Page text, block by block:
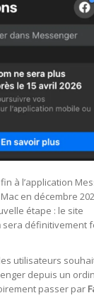
à l’application
en décembre
étape : le site
sera définitivement
utilisateurs
depuis un
passer par